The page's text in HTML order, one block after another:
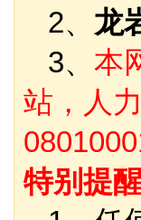
2、 龙
3、 本
站，人
特别提醒